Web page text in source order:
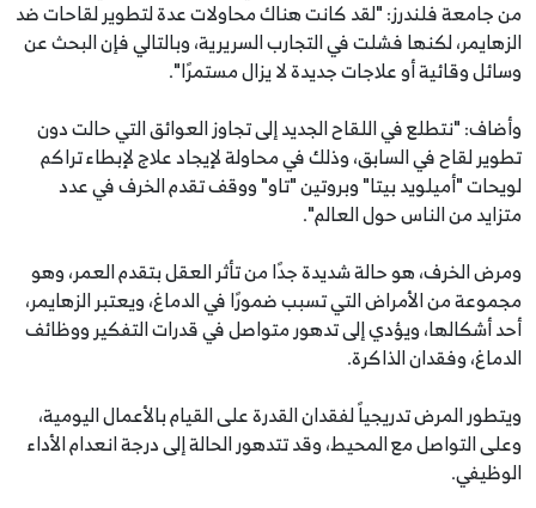
من جامعة فلندرز: "لقد كانت هناك محاولات عدة لتطوير لقاحات ضد
الزهايمر، لكنها فشلت في التجارب السريرية، وبالتالي فإن البحث عن
وسائل وقائية أو علاجات جديدة لا يزال مستمرًا".
وأضاف: "نتطلع في اللقاح الجديد إلى تجاوز العوائق التي حالت دون
تطوير لقاح في السابق، وذلك في محاولة لإيجاد علاج لإبطاء تراكم
لويحات "أميلويد بيتا" وبروتين "تاو" ووقف تقدم الخرف في عدد
متزايد من الناس حول العالم".
ومرض الخرف، هو حالة شديدة جدًا من تأثر العقل بتقدم العمر، وهو
مجموعة من الأمراض التي تسبب ضمورًا في الدماغ، ويعتبر الزهايمر،
أحد أشكالها، ويؤدي إلى تدهور متواصل في قدرات التفكير ووظائف
الدماغ، وفقدان الذاكرة.
ويتطور المرض تدريجياً لفقدان القدرة على القيام بالأعمال اليومية،
وعلى التواصل مع المحيط، وقد تتدهور الحالة إلى درجة انعدام الأداء
الوظيفي.